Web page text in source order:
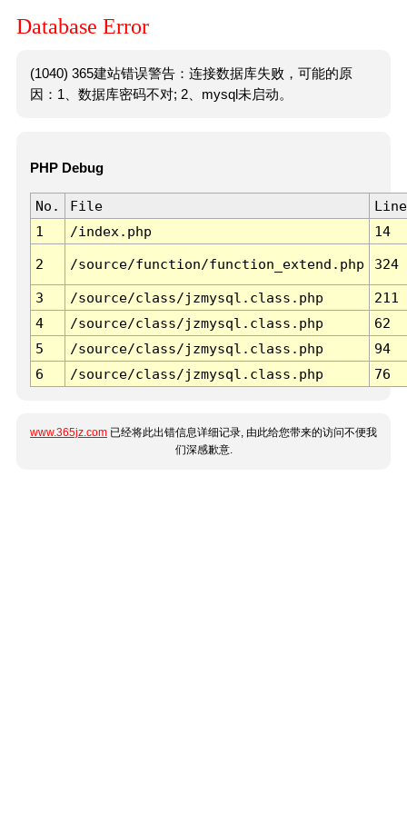
Database Error
(1040) 365建站错误警告：连接数据库失败，可能的原
因：1、数据库密码不对; 2、mysql未启动。
PHP Debug
No. File
Line
1
/index.php 14
2 /source/function/function_extend.php 324
3 /source/class/jzmysql.class.php
211
4
/source/class/jzmysql.class.php
62
5
/source/class/jzmysql.class.php
94
6
/source/class/jzmysql.class.php 76
www.365jz.com 已经将此出错信息详细记录, 由此给您带来的访问不便我
们深感歉意.